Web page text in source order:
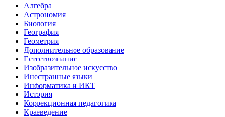
Алгебра
Астрономия
Биология
География
Геометрия
Дополнительное образование
Естествознание
Изобразительное искусство
Иностранные языки
Информатика и ИКТ
История
Коррекционная педагогика
Краеведение